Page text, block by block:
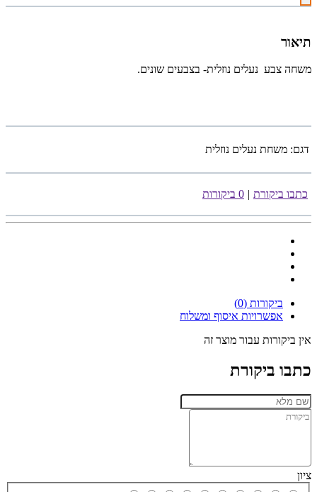
תיאור
משחה צבע נעלים נוזלית- בצבעים שונים.
דגם: משחת נעלים נוזלית
כתבו ביקורת | 0 ביקורות
ביקורות (0)
אפשרויות איסוף ומשלוח
אין ביקורות עבור מוצר זה
כתבו ביקורת
ציון